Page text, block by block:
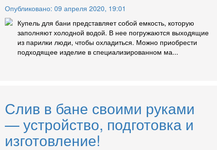
Опубликовано: 09 апреля 2020, 19:01
Купель для бани представляет собой емкость, которую
заполняют холодной водой. В нее погружаются выходящие
из парилки люди, чтобы охладиться. Можно приобрести
подходящее изделие в специализированном ма...
Слив в бане своими руками
— устройство, подготовка и
изготовление!